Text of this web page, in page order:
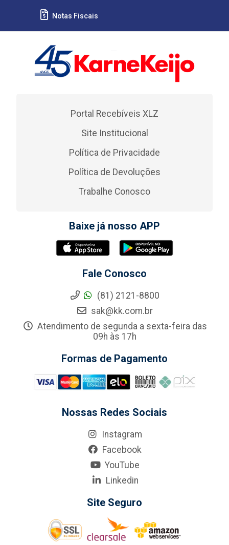
Notas Fiscais
Portal Recebíveis XLZ
Site Institucional
Política de Privacidade
Política de Devoluções
Trabalhe Conosco
Baixe já nosso APP
Fale Conosco
(81) 2121-8800
sak@kk.com.br
Atendimento de segunda a sexta-feira das
09h às 17h
Formas de Pagamento
Nossas Redes Sociais
Instagram
Facebook
YouTube
Linkedin
Site Seguro